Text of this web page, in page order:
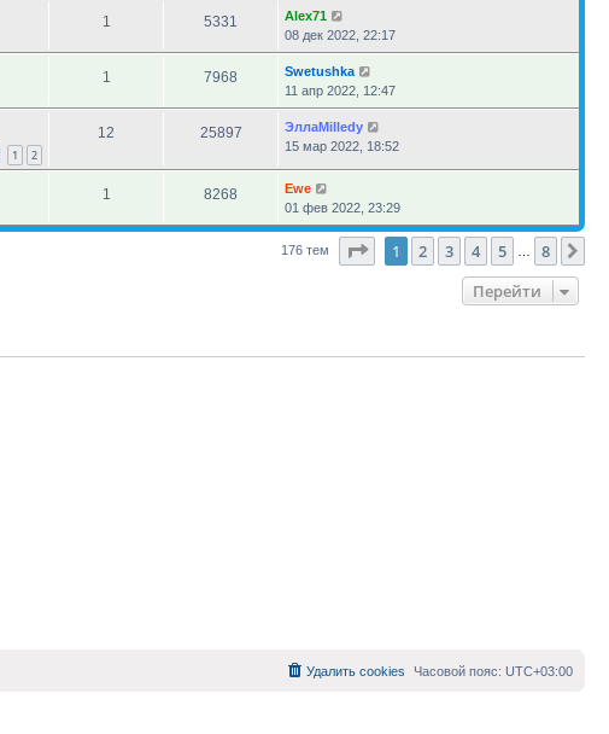
1 5331
Alex71
08 дек 2022, 22:17
1 7968
Swetushka
11 апр 2022, 12:47
1 2
12 25897
ЭллаMilledy
15 мар 2022, 18:52
1 8268
Ewe
01 фев 2022, 23:29
176 тем Страница1 из
1 2 3 4 5 8
Перейти
Часовой пояс: UTC+03:00
Удалить cookies